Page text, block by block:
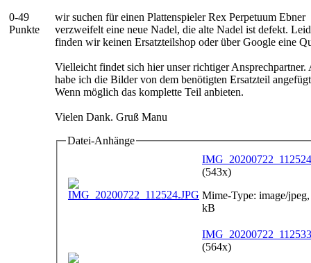
0-49
Punkte
wir suchen für einen Plattenspieler Rex Perpetuum Ebner
verzweifelt eine neue Nadel, die alte Nadel ist defekt.
finden wir keinen Ersatzteilshop oder über Google eine
Vielleicht findet sich hier unser richtiger Ansprechpartner.
habe ich die Bilder von dem benötigten Ersatzteil
Wenn möglich das komplette Teil anbieten.
Vielen Dank. Gruß Manu
Datei-Anhänge
(543x)
Mime-Type: image/
kB
(564x)